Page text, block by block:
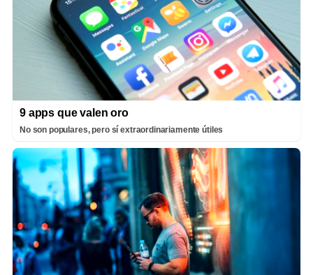
9 apps que valen oro
No son populares, pero sí extraordinariamente útiles